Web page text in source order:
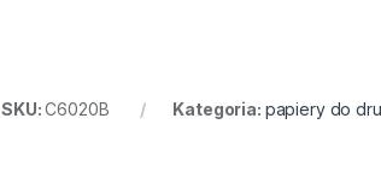
SKU:C6020B Kategoria: papiery do